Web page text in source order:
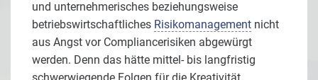
und unternehmerisches beziehungsweise
betriebswirtschaftliches Risikomanagement nicht
aus Angst vor Compliancerisiken abgewürgt
werden. Denn das hätte mittel- bis langfristig